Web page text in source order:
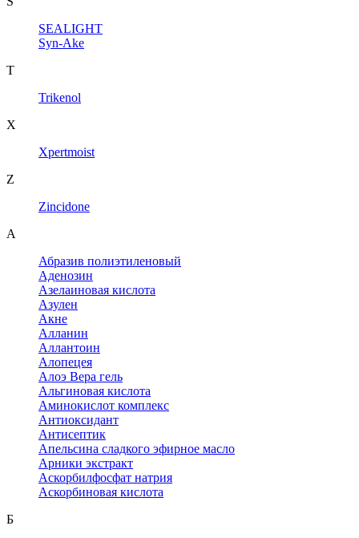
SEALIGHT
Syn-Ake
T
Trikenol
X
Xpertmoist
Z
Zincidone
А
Абразив полиэтиленовый
Аденозин
Азелаиновая кислота
Азулен
Акне
Алланин
Аллантоин
Алопецея
Алоэ Вера гель
Альгиновая кислота
Аминокислот комплекс
Антиоксидант
Антисептик
Апельсина сладкого эфирное масло
Арники экстракт
Аскорбилфосфат натрия
Аскорбиновая кислота
Б